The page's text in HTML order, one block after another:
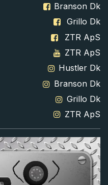
Branson Dk
Grillo Dk
ZTR ApS
ZTR ApS
Hustler Dk
Branson Dk
Grillo Dk
ZTR ApS